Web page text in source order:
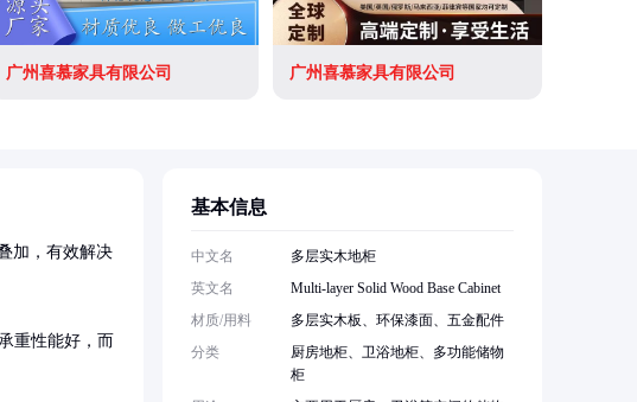
广州喜慕家具有限公司 广州喜慕家具有限公司
加，有效解决
重性能好，而
基本信息
中文名
多层实木地柜
英文名
Multi-layer Solid Wood Base Cabinet
材质/用料
多层实木板、环保漆面、五金配件
分类
厨房地柜、卫浴地柜、多功能储物
柜